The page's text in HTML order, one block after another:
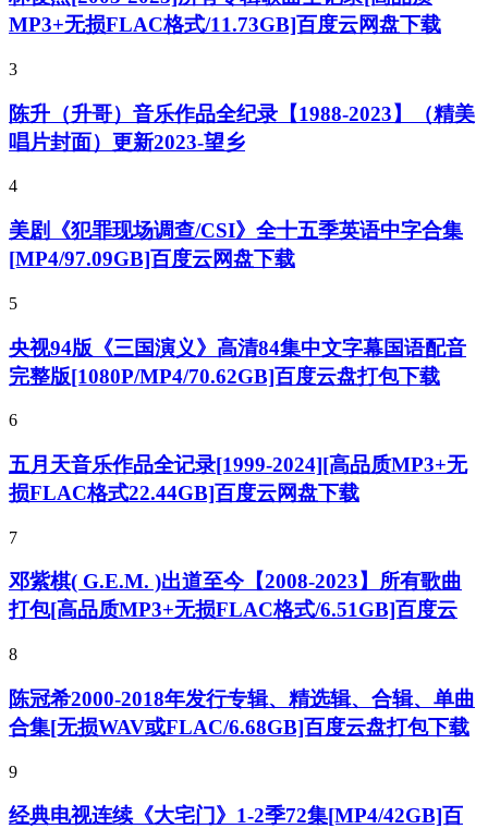
MP3+无损FLAC格式/11.73GB]百度云网盘下载
3
陈升（升哥）音乐作品全纪录【1988-2023】（精美
唱片封面）更新2023-望乡
4
美剧《犯罪现场调查/CSI》全十五季英语中字合集
[MP4/97.09GB]百度云网盘下载
5
央视94版《三国演义》高清84集中文字幕国语配音
完整版[1080P/MP4/70.62GB]百度云盘打包下载
6
五月天音乐作品全记录[1999-2024][高品质MP3+无
损FLAC格式22.44GB]百度云网盘下载
7
邓紫棋( G.E.M. )出道至今【2008-2023】所有歌曲
打包[高品质MP3+无损FLAC格式/6.51GB]百度云
8
陈冠希2000-2018年发行专辑、精选辑、合辑、单曲
合集[无损WAV或FLAC/6.68GB]百度云盘打包下载
9
经典电视连续《大宅门》1-2季72集[MP4/42GB]百